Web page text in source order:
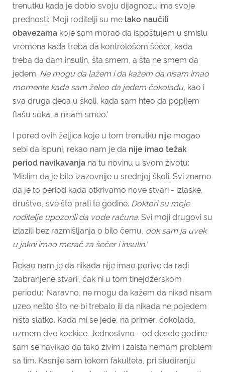
trenutku kada je dobio svoju dijagnozu ima svoje
prednosti: 'Moji roditelji su me lako naučili
obavezama koje sam morao da ispoštujem u smislu
vremena kada treba da kontrološem šećer, kada
treba da dam insulin, šta smem, a šta ne smem da
jedem. Ne mogu da lažem i da kažem da nisam imao
momente kada sam želeo da jedem čokoladu, kao i
sva druga deca u školi, kada sam hteo da popijem
flašu soka, a nisam smeo.'
I pored ovih željica koje u tom trenutku nije mogao
sebi da ispuni, rekao nam je da nije imao težak
period navikavanja na tu novinu u svom životu:
'Mislim da je bilo izazovnije u srednjoj školi. Svi znamo
da je to period kada otkrivamo nove stvari - izlaske,
društvo, sve što prati te godine. Doktori su moje
roditelje upozorili da vode računa. Svi moji drugovi su
izlazili bez razmišljanja o bilo čemu, dok sam ja uvek
u jakni imao merač za šečer i insulin.'
Rekao nam je da nikada nije imao porive da radi
'zabranjene stvari', čak ni u tom tinejdžerskom
periodu: 'Naravno, ne mogu da kažem da nikad nisam
uzeo nešto što ne bi trebalo ili da nikada ne pojedem
ništa slatko. Kada mi se jede, na primer, čokolada,
uzmem dve kockice. Jednostvno - od desete godine
sam se navikao da tako živim i zaista nemam problem
sa tim. Kasnije sam tokom fakulteta, pri studiranju